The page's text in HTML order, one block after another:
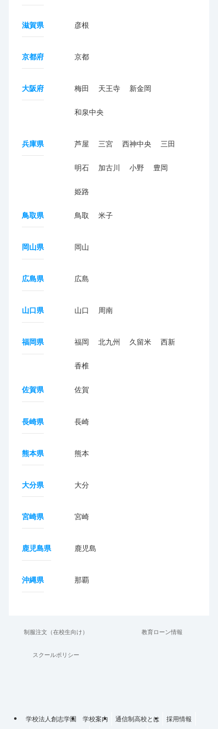
滋賀県 彦根
京都府 京都
大阪府 梅田 天王寺 新金岡
和泉中央
兵庫県 芦屋 三宮 西神中央 三田
明石 加古川 小野 豊岡
姫路
鳥取県 鳥取 米子
岡山県 岡山
広島県 広島
山口県 山口 周南
福岡県 福岡 北九州 久留米 西新
香椎
佐賀県 佐賀
長崎県 長崎
熊本県 熊本
大分県 大分
宮崎県 宮崎
鹿児島県 鹿児島
沖縄県 那覇
制服注文（在校生向け） 教育ローン情報
スクールポリシー
学校法人創志学園 学校案内 通信制高校とは
採用情報